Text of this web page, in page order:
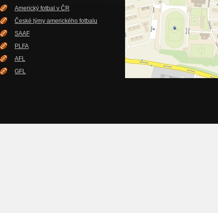
Americký fotbal v ČR
České týmy amerického fotbalu
SAAF
PLFA
AFL
GFL